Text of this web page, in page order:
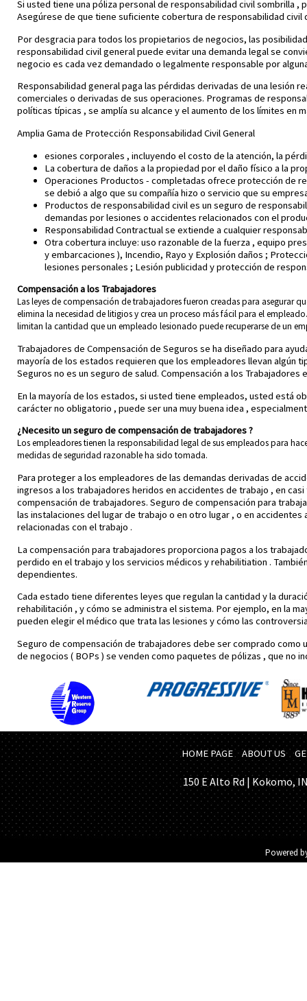
Si usted tiene una póliza personal de responsabilidad civil sombrilla
Asegúrese de que tiene suficiente cobertura de responsabilidad civil
Por desgracia para todos los propietarios de negocios, las
responsabilidad civil general puede evitar una demanda legal se
negocio es cada vez demandado o legalmente responsable por
Responsabilidad general paga las pérdidas derivadas de una lesión
comerciales o derivadas de sus operaciones. Programas de
políticas típicas , se amplía su alcance y el aumento de los límites en
Amplia Gama de Protección Responsabilidad Civil General
esiones corporales , incluyendo el costo de la atención, la
La cobertura de daños a la propiedad por el daño físico a la
Operaciones Productos - completadas ofrece protección de
se debió a algo que su compañía hizo o servicio que su
Productos de responsabilidad civil es un seguro de
demandas por lesiones o accidentes relacionados con el
Responsabilidad Contractual se extiende a cualquier
Otra cobertura incluye: uso razonable de la fuerza , equipo
y embarcaciones ), Incendio, Rayo y Explosión daños ;
lesiones personales ; Lesión publicidad y protección de
Compensación a los Trabajadores
Las leyes de compensación de trabajadores fueron creadas para asegurar
elimina la necesidad de litigios y crea un proceso más fácil para el
limitan la cantidad que un empleado lesionado puede recuperarse de un
Trabajadores de Compensación de Seguros se ha diseñado para
mayoría de los estados requieren que los empleadores llevan algún
Seguros no es un seguro de salud. Compensación a los
En la mayoría de los estados, si usted tiene empleados, usted está
carácter no obligatorio , puede ser una muy buena idea ,
¿Necesito un seguro de compensación de trabajadores ?
Los empleadores tienen la responsabilidad legal de sus empleados para
medidas de seguridad razonable ha sido tomada.
Para proteger a los empleadores de las demandas derivadas de
ingresos a los trabajadores heridos en accidentes de trabajo , en
compensación de trabajadores. Seguro de compensación para
las instalaciones del lugar de trabajo o en otro lugar , o en
relacionadas con el trabajo .
La compensación para trabajadores proporciona pagos a los
perdido en el trabajo y los servicios médicos y rehabilitiation .
dependientes.
Cada estado tiene diferentes leyes que regulan la cantidad y la
rehabilitación , y cómo se administra el sistema. Por ejemplo, en la
pueden elegir el médico que trata las lesiones y cómo las
Seguro de compensación de trabajadores debe ser comprado como
de negocios ( BOPs ) se venden como paquetes de pólizas , que no
HOME PAGE ABOUT US
150 E Alto Rd | Kokomo,
Powered